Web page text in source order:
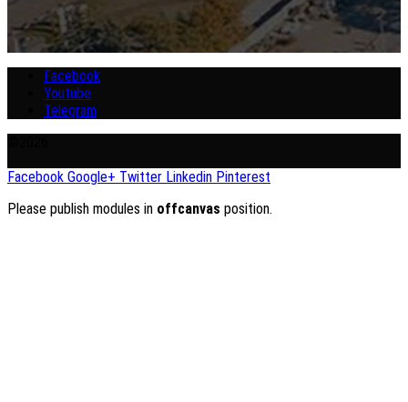
Facebook
Youtube
Telegram
Facebook Google+ Twitter Linkedin Pinterest
Please publish modules in offcanvas position.